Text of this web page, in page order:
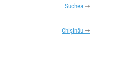
Suchea
Chișinău